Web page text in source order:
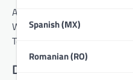
Spanish (MX)
Romanian (RO)
Achtsamkeitspraktiken
Wohlbefinden und die
Techniken zur
Definition von